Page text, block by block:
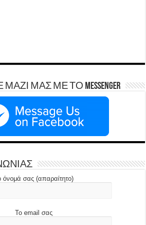
ΜΑΣ ΜΕ ΤΟ Messenger
όνομά σας (απαραίτητο)
Το email σας